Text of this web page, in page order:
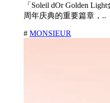
「Soleil dOr Golden
周年庆典的重要篇章，..
# MONSIEUR